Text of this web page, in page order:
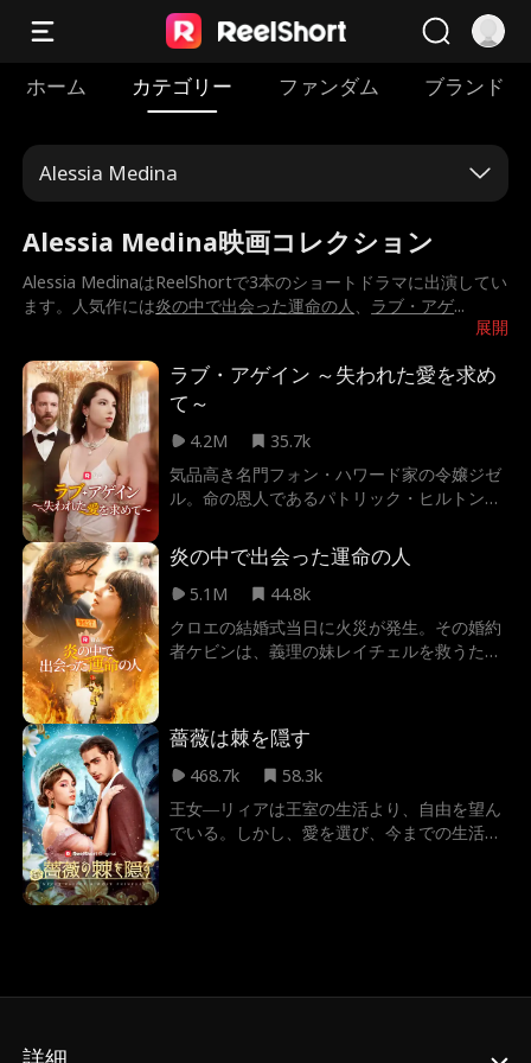
ホーム カテゴリー ファンダム ブランド
Alessia Medina
Alessia Medina映画コレクション
展開
Alessia MedinaはReelShortで3本のショートドラマに出演してい
ます。人気作には炎の中で出会った運命の人 、 ラブ・アゲ...
ラブ・アゲイン ～失われた愛を求め
て～
4.2M
35.7k
気品高き名門フォン・ハワード家の令嬢ジゼ
ル。命の恩人であるパトリック・ヒルトンと
を支え、二人の未来を信じていた。しかし、
義母からの執拗な嫌がらせと、ベッキーの容
赦ない中傷は日々エスカレートしていく。そ
んな中、妊娠中にもかかわらず、追い詰めら
れたジゼルは離婚という決断を下す。一方、
ジゼルだけ愛していたパトリックは離婚後、
贖罪の旅が始まる――。
炎の中で出会った運命の人
5.1M
44.8k
クロエの結婚式当日に火災が発生。その婚約
者ケビンは、義理の妹レイチェルを救うため
を取り戻すため、レオが億万長者のCEOだと
知らないまま、クロエは衝動的に彼と結婚し
た。時が経つにつれ、レオは次第に本気で恋
なった。
薔薇は棘を隠す
468.7k
58.3k
王女―リィアは王室の生活より、自由を望ん
でいる。しかし、愛を選び、今までの生活を
する時だ！